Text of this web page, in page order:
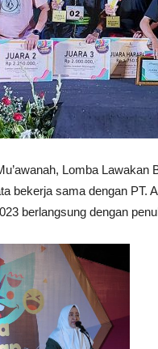
Lomba
bekerja sama dengan PT.
berlangsung dengan